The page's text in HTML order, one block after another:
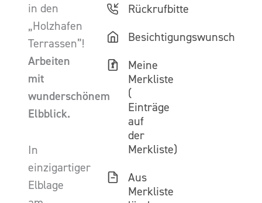
in den
„Holzhafen
Terrassen”!
Arbeiten
mit
wunderschönem
Elbblick.
In
einzigartiger
Elblage
Rückrufbitte
Besichtigungswunsch
Meine
Merkliste
(
Einträge
auf
der
Merkliste)
Aus
Merkliste